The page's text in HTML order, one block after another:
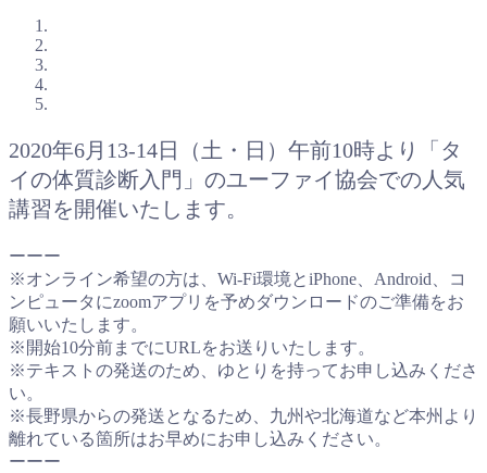
2020年6月13-14日（土・日）午前10時より「タ
イの体質診断入門」のユーファイ協会での人気
講習を開催いたします。
ーーー
※オンライン希望の方は、Wi-Fi環境とiPhone、Android、コ
ンピュータにzoomアプリを予めダウンロードのご準備をお
願いいたします。
※開始10分前までにURLをお送りいたします。
※テキストの発送のため、ゆとりを持ってお申し込みくださ
い。
※長野県からの発送となるため、九州や北海道など本州より
離れている箇所はお早めにお申し込みください。
ーーー